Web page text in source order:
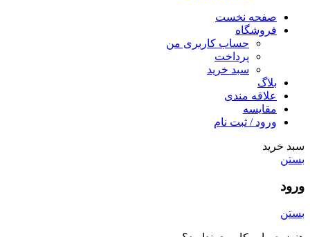
صفحه نخست
فروشگاه
حساب کاربری من
پرداخت
سبد خرید
بلاگ
علاقه مندی
مقایسه
ورود / ثبت نام
سبد خرید
بستن
ورود
بستن